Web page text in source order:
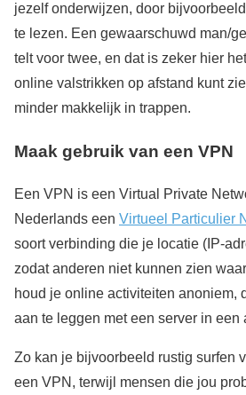
jezelf onderwijzen, door
te lezen. Een gewaarschuwd man/
telt voor twee, en dat is zeker hier
online valstrikken op afstand kunt
minder makkelijk in trappen.
Maak gebruik van een VPN
Een VPN is een Virtual Private
Nederlands een Virtueel Particulier
soort verbinding die je locatie (IP-
zodat anderen niet kunnen zien
houd je online activiteiten anoniem,
aan te leggen met een server in een
Zo kan je bijvoorbeeld rustig surfen
een VPN, terwijl mensen die jou